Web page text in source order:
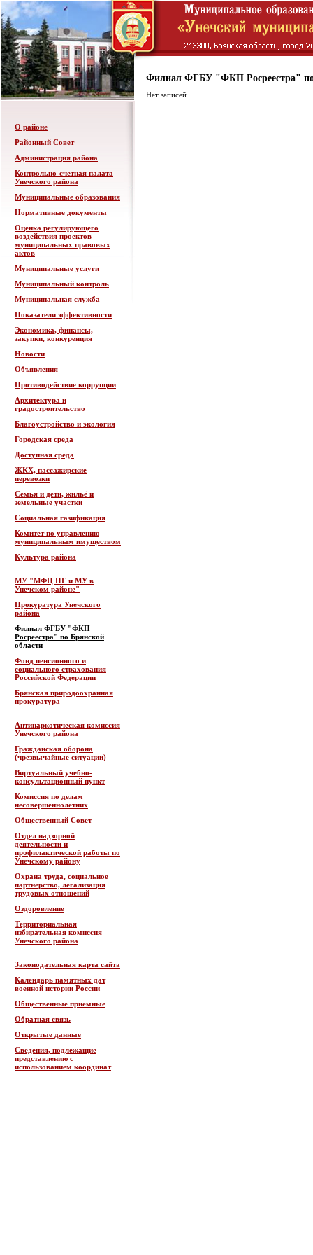
О районе
Районный Совет
Администрация района
Контрольно-счетная палата
Унечского района
Муниципальные образования
Нормативные документы
Оценка регулирующего
воздействия проектов
муниципальных правовых
актов
Муниципальные услуги
Муниципальный контроль
Муниципальная служба
Показатели эффективности
Экономика, финансы,
закупки, конкуренция
Новости
Объявления
Противодействие коррупции
Архитектура и
градостроительство
Благоустройство и экология
Городская среда
Доступная среда
ЖКХ, пассажирские
перевозки
Семья и дети, жильё и
земельные участки
Социальная газификация
Комитет по управлению
муниципальным имуществом
Культура района
МУ "МФЦ ПГ и МУ в
Унечском районе"
Прокуратура Унечского
района
Филиал ФГБУ "ФКП
Росреестра" по Брянской
области
Фонд пенсионного и
социального страхования
Российской Федерации
Брянская природоохранная
прокуратура
Антинаркотическая комиссия
Унечского района
Гражданская оборона
(чрезвычайные ситуации)
Виртуальный учебно-
консультационный пункт
Комиссия по делам
несовершеннолетних
Общественный Совет
Отдел надзорной
деятельности и
профилактической работы по
Унечскому району
Охрана труда, социальное
партнерство, легализация
трудовых отношений
Оздоровление
Территориальная
избирательная комиссия
Унечского района
Законодательная карта сайта
Календарь памятных дат
военной истории России
Общественные приемные
Обратная связь
Открытые данные
Сведения, подлежащие
представлению с
использованием координат
Филиал ФГБУ "ФКП Росреестра" по
Нет записей